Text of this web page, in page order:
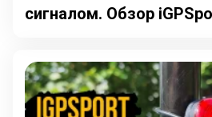
сигналом. Обзор